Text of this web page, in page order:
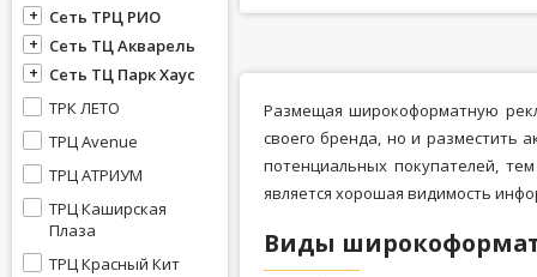
Сеть ТРЦ РИО
Сеть ТЦ Акварель
Сеть ТЦ Парк Хаус
ТРК ЛЕТО
ТРЦ Avenue
ТРЦ АТРИУМ
ТРЦ Каширская
Плаза
ТРЦ Красный Кит
Размещая широкоформатную
своего бренда, но и
потенциальных покупателей,
является хорошая видимость
Виды